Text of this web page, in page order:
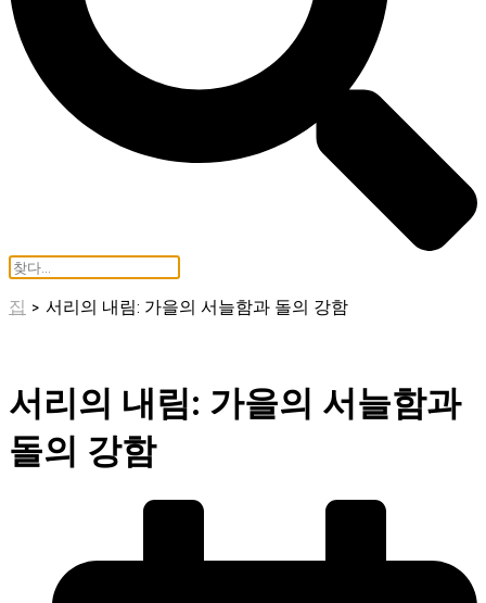
집 > 서리의 내림: 가을의 서늘함과 돌의 강함
서리의 내림: 가을의 서늘함과
돌의 강함